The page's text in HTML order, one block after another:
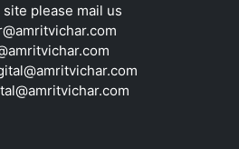
please mail us